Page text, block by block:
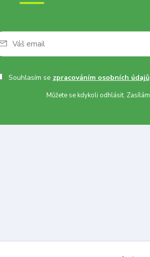
Souhlasím se zpracováním osobních údajů
Můžete se kdykoli odhlásit.